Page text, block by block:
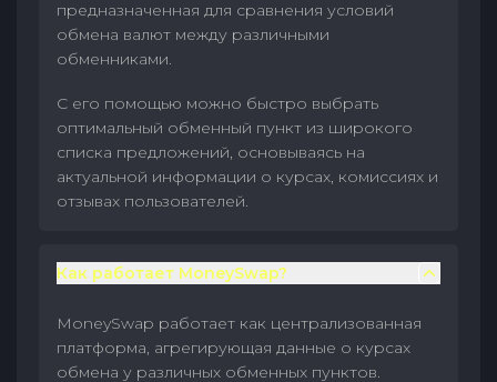
предназначенная для сравнения условий
обмена валют между различными
обменниками.
С его помощью можно быстро выбрать
оптимальный обменный пункт из широкого
списка предложений, основываясь на
актуальной информации о курсах, комиссиях и
отзывах пользователей.
Как работает MoneySwap?
MoneySwap работает как централизованная
платформа, агрегирующая данные о курсах
обмена у различных обменных пунктов.